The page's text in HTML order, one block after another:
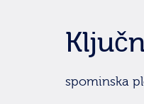
spominska